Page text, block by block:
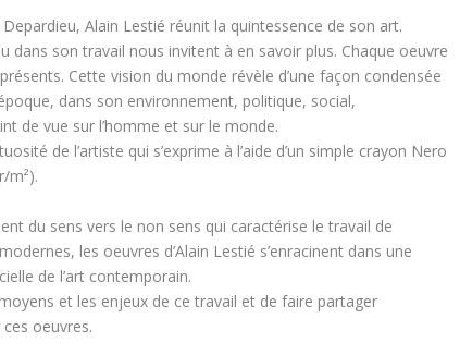
Alain Lestié réunit la quintessence de son art.
dans son travail nous invitent à en savoir plus. Chaque oeuvre
Cette vision du monde révèle d’une façon condensée
dans son environnement, politique, social,
de vue sur l’homme et sur le monde.
de l’artiste qui s’exprime à l’aide d’un simple crayon Nero
m²).
du sens vers le non sens qui caractérise le travail de
les oeuvres d’Alain Lestié s’enracinent dans une
de l’art contemporain.
et les enjeux de ce travail et de faire partager
oeuvres.